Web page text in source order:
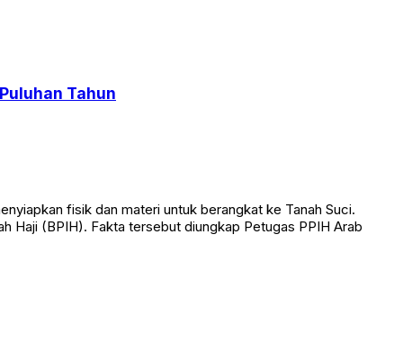
Tahun
fisik dan materi untuk berangkat ke Tanah Suci.
Haji (BPIH). Fakta tersebut diungkap Petugas PPIH Arab